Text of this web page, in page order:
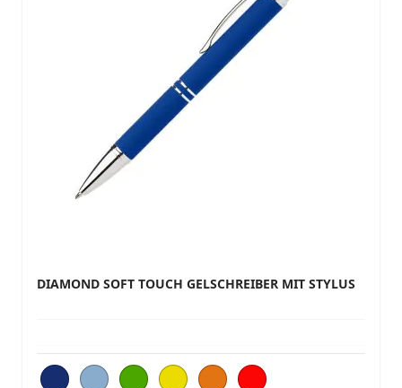
DIAMOND SOFT TOUCH GELSCHREIBER MIT STYLUS